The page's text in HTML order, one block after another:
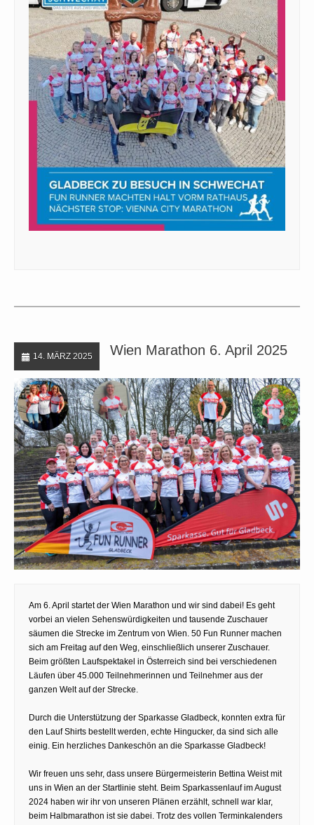
14. MÄRZ 2025 Wien Marathon 6. April 2025
Am 6. April startet der Wien Marathon und wir sind dabei! Es geht
vorbei an vielen Sehenswürdigkeiten und tausende Zuschauer
säumen die Strecke im Zentrum von Wien. 50 Fun Runner machen
sich am Freitag auf den Weg, einschließlich unserer Zuschauer.
Beim größten Laufspektakel in Österreich sind bei verschiedenen
Läufen über 45.000 Teilnehmerinnen und Teilnehmer aus der
ganzen Welt auf der Strecke.
Durch die Unterstützung der Sparkasse Gladbeck, konnten extra für
den Lauf Shirts bestellt werden, echte Hingucker, da sind sich alle
einig. Ein herzliches Dankeschön an die Sparkasse Gladbeck!
Wir freuen uns sehr, dass unsere Bürgermeisterin Bettina Weist mit
uns in Wien an der Startlinie steht. Beim Sparkassenlauf im August
2024 haben wir ihr von unseren Plänen erzählt, schnell war klar,
beim Halbmarathon ist sie dabei. Trotz des vollen Terminkalenders